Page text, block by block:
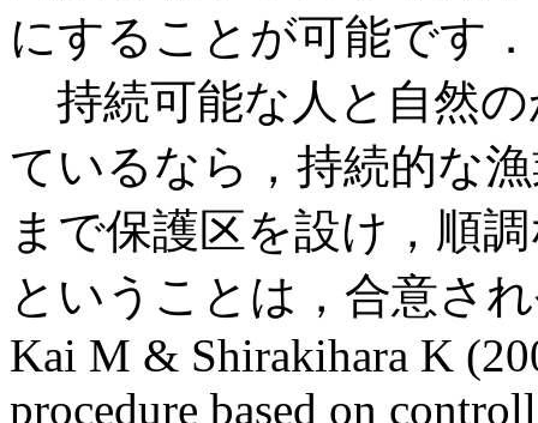
にすることが可能です．
持続可能な人と自然
ているなら，持続的な
まで保護区を設け，順
ということは，合意さ
Kai M & Shirakihara K
procedure based on